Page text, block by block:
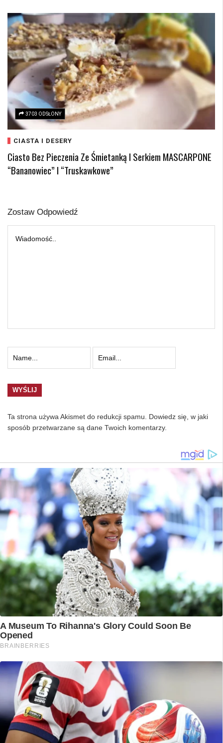
3703 ODSŁONY
CIASTA I DESERY
Ciasto Bez Pieczenia Ze Śmietanką I Serkiem MASCARPONE
“bananowiec” I “truskawkowe”
Zostaw Odpowiedź
Ta strona używa Akismet do redukcji spamu. Dowiedz się, w jaki
sposób przetwarzane są dane Twoich komentarzy.